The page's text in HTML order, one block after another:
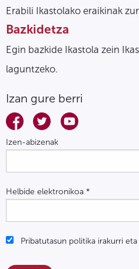
Erabili Ikastolako eraikinak
Bazkidetza
Egin bazkide Ikastola zein
laguntzeko.
Izan gure berri
Izen-abizenak
Helbide elektronikoa *
Pribatutasun politika irakurri